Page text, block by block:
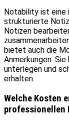
Notability ist eine
strukturierte
Notizen
bietet auch die
Anmerkungen.
unterlegen und
erhalten.
Welche Kosten
professionellen